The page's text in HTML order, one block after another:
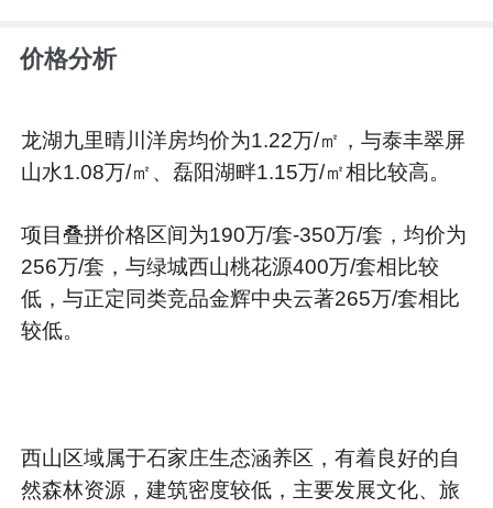
价格分析
龙湖九里晴川洋房均价为1.22万/㎡，与泰丰翠屏
山水1.08万/㎡、磊阳湖畔1.15万/㎡相比较高。
项目叠拼价格区间为190万/套-350万/套，均价为
256万/套，与绿城西山桃花源400万/套相比较
低，与正定同类竞品金辉中央云著265万/套相比
较低。
西山区域属于石家庄生态涵养区，有着良好的自
然森林资源，建筑密度较低，主要发展文化、旅